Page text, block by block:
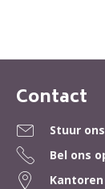
Contact
Stuur
Bel ons